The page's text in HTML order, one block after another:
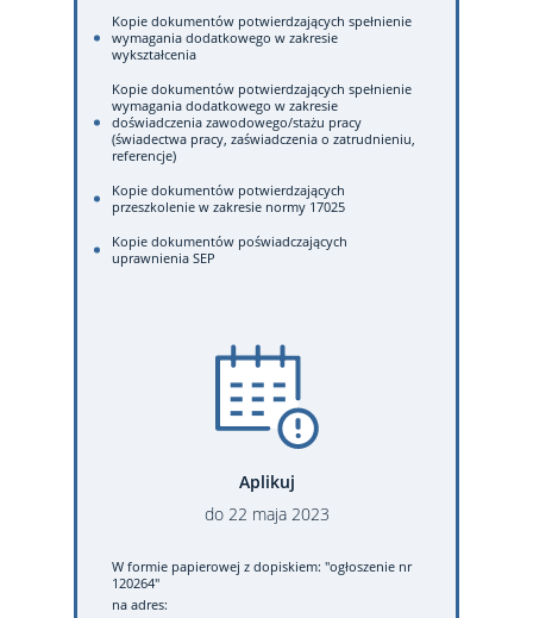
Kopie dokumentów potwierdzających spełnienie
wymagania dodatkowego w zakresie
wykształcenia
Kopie dokumentów potwierdzających spełnienie
wymagania dodatkowego w zakresie
doświadczenia zawodowego/stażu pracy
(świadectwa pracy, zaświadczenia o zatrudnieniu,
referencje)
Kopie dokumentów potwierdzających
przeszkolenie w zakresie normy 17025
Kopie dokumentów poświadczających
uprawnienia SEP
Aplikuj
do 22 maja 2023
W formie papierowej z dopiskiem: "ogłoszenie nr
120264"
na adres: